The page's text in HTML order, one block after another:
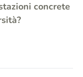
concrete